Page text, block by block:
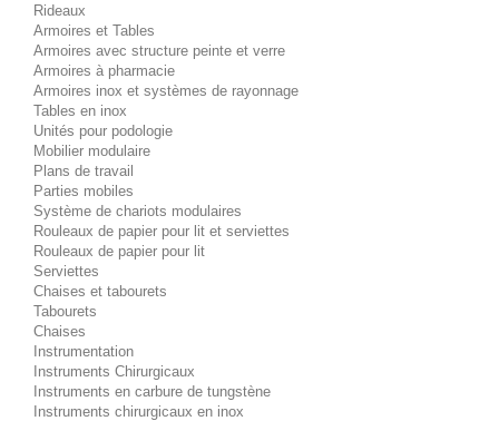
Rideaux
Armoires et Tables
Armoires avec structure peinte et verre
Armoires à pharmacie
Armoires inox et systèmes de rayonnage
Tables en inox
Unités pour podologie
Mobilier modulaire
Plans de travail
Parties mobiles
Système de chariots modulaires
Rouleaux de papier pour lit et serviettes
Rouleaux de papier pour lit
Serviettes
Chaises et tabourets
Tabourets
Chaises
Instrumentation
Instruments Chirurgicaux
Instruments en carbure de tungstène
Instruments chirurgicaux en inox